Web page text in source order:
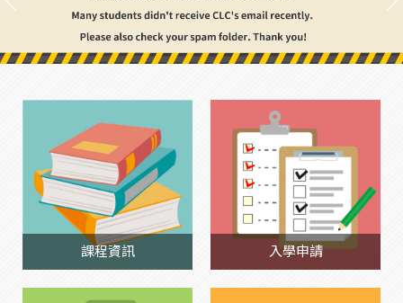
Previous
課程資訊 入學申請